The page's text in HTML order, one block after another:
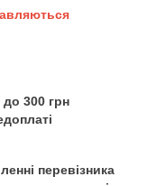
300 грн
перевізника